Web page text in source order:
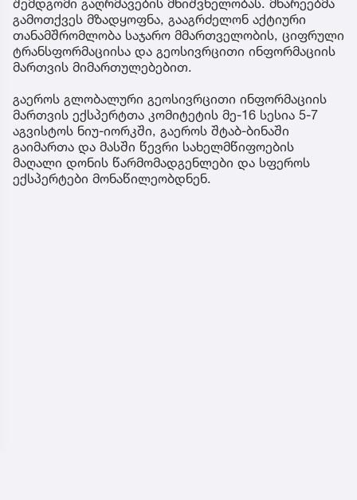
შემდგომი გაღრმავების მნიშვნელობას. მხარეებმა
გამოთქვეს მზადყოფნა, გააგრძელონ აქტიური
თანამშრომლობა საჯარო მმართველობის, ციფრული
ტრანსფორმაციისა და გეოსივრცითი ინფორმაციის
მართვის მიმართულებებით.
გაეროს გლობალური გეოსივრცითი ინფორმაციის
მართვის ექსპერტთა კომიტეტის მე-16 სესია 5-7
აგვისტოს ნიუ-იორკში, გაეროს შტაბ-ბინაში
გაიმართა და მასში წევრი სახელმწიფოების
მაღალი დონის წარმომადგენლები და სფეროს
ექსპერტები მონაწილეობდნენ.